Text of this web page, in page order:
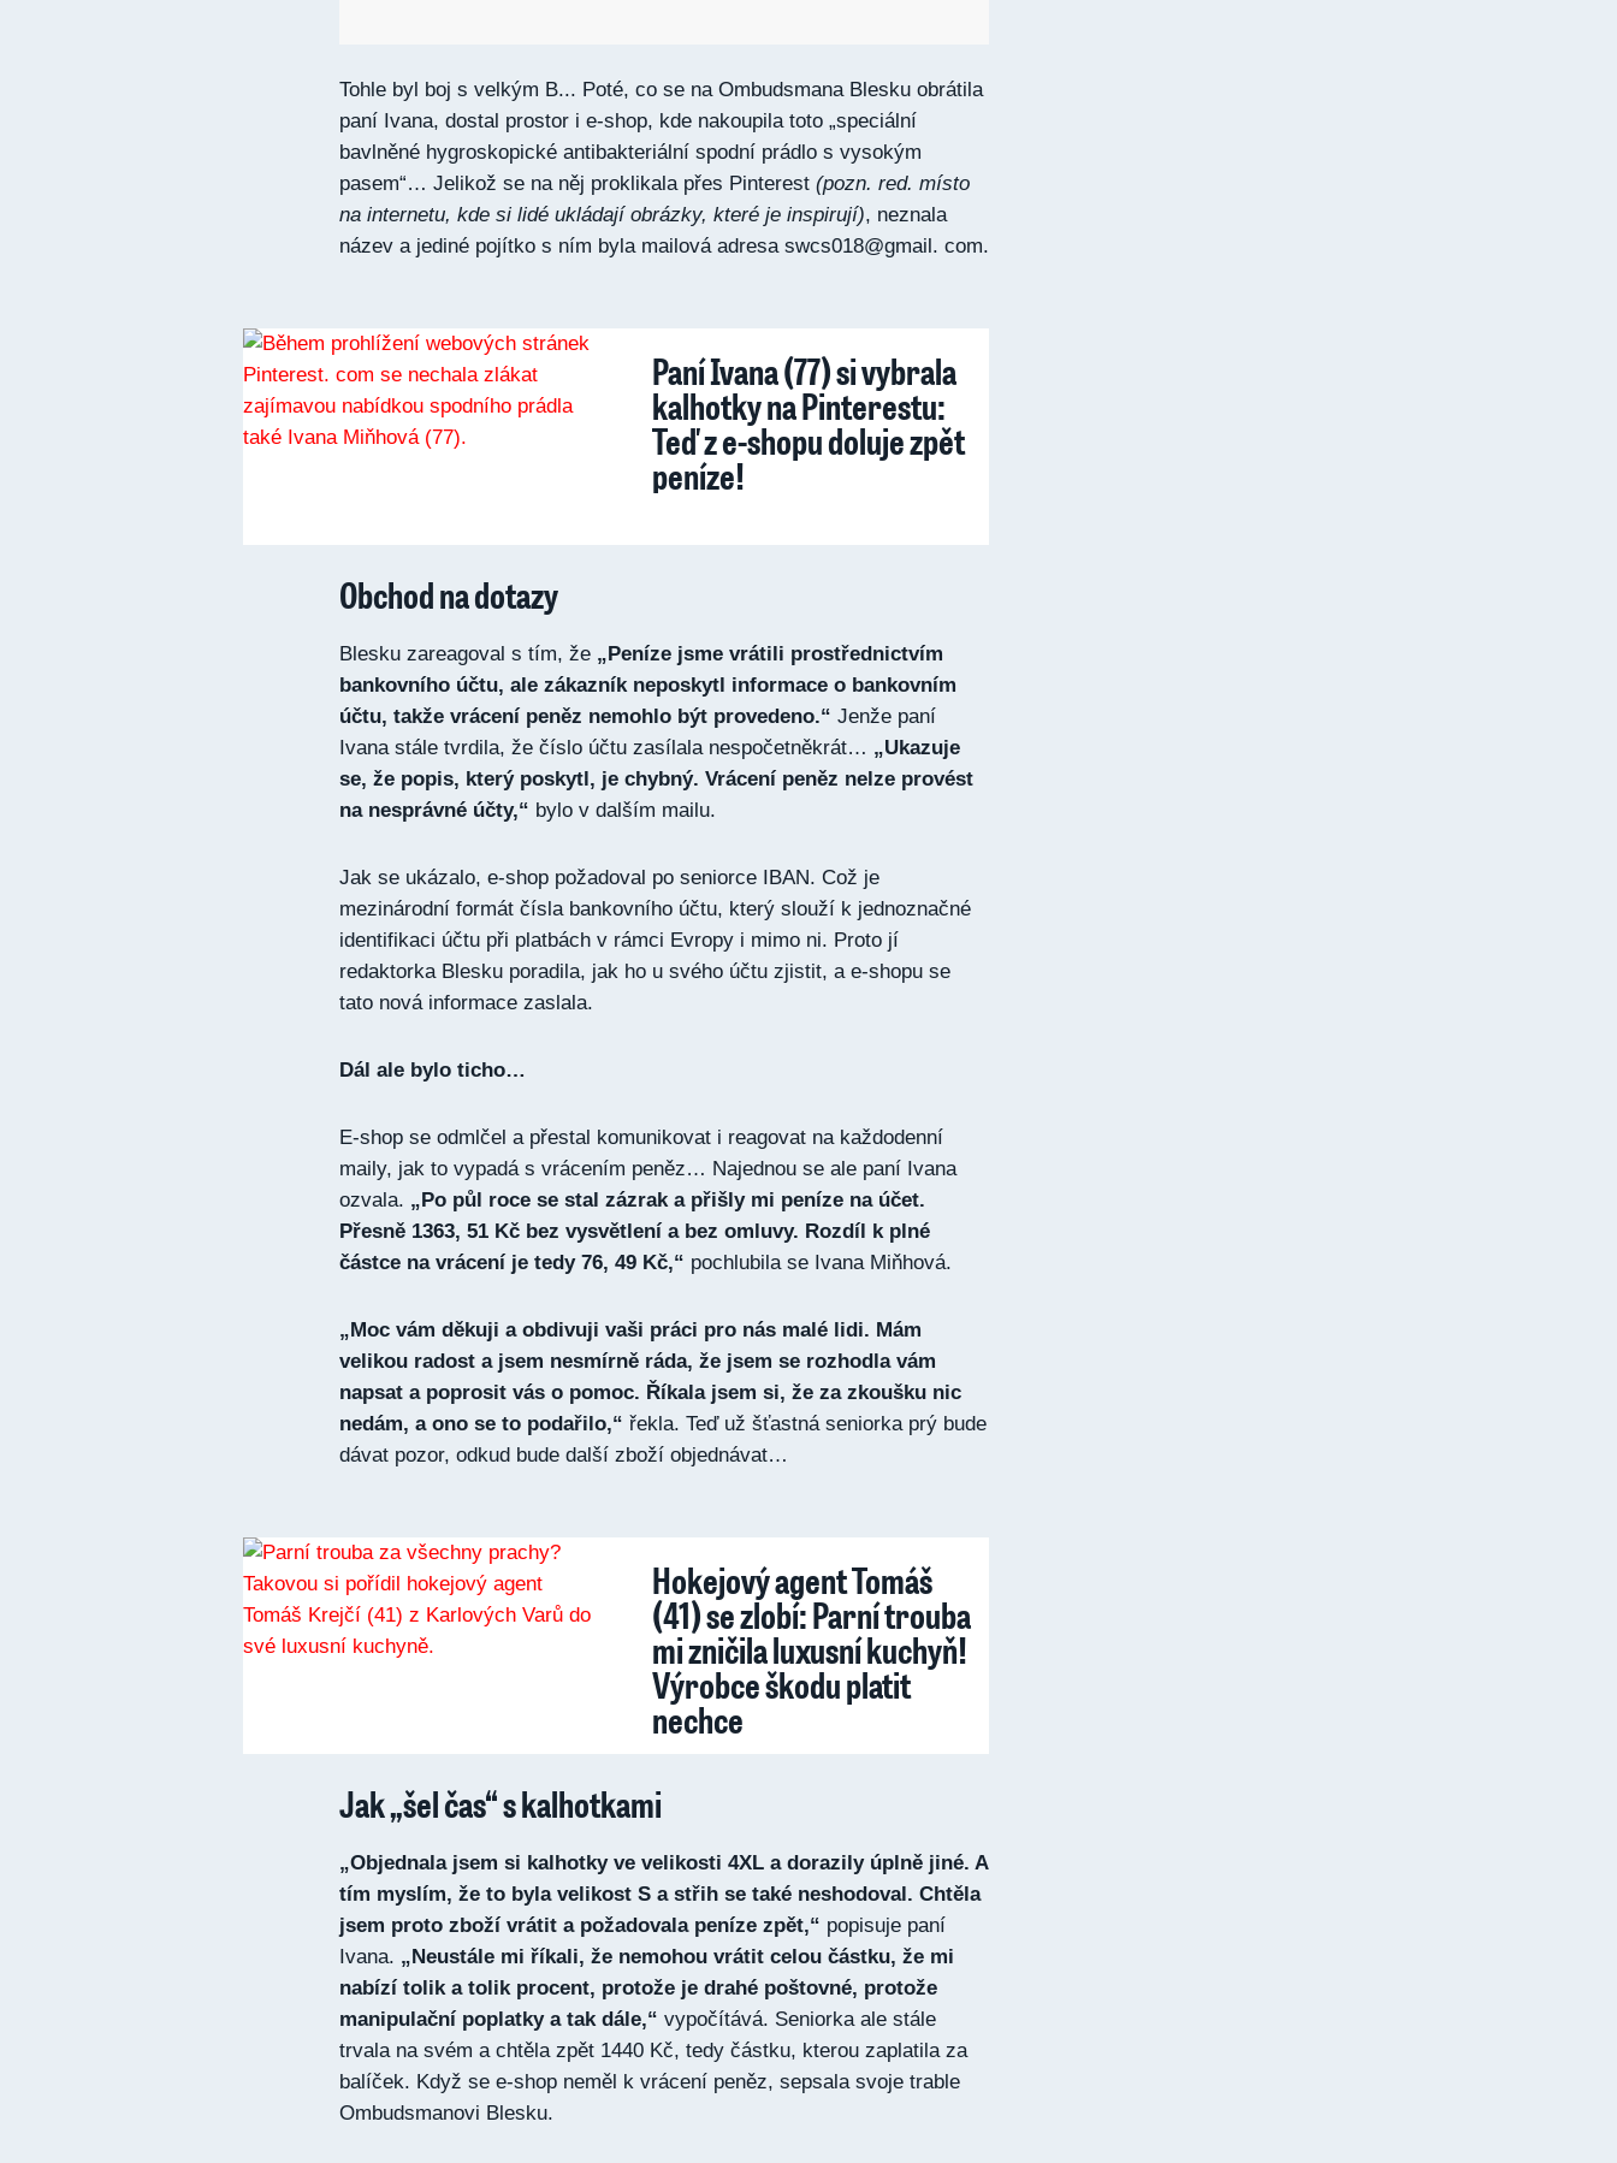
Tohle byl boj s velkým B... Poté, co se na Ombudsmana Blesku obrátila
paní Ivana, dostal prostor i e-shop, kde nakoupila toto „speciální
bavlněné hygroskopické antibakteriální spodní prádlo s vysokým
pasem“… Jelikož se na něj proklikala přes Pinterest (pozn. red. místo
na internetu, kde si lidé ukládají obrázky, které je inspirují), neznala
název a jediné pojítko s ním byla mailová adresa swcs018@gmail. com.
Paní Ivana (77) si vybrala
kalhotky na Pinterestu:
Teď z e-shopu doluje zpět
peníze!
Obchod na dotazy
Blesku zareagoval s tím, že „Peníze jsme vrátili prostřednictvím
bankovního účtu, ale zákazník neposkytl informace o bankovním
účtu, takže vrácení peněz nemohlo být provedeno.“ Jenže paní
Ivana stále tvrdila, že číslo účtu zasílala nespočetněkrát… „Ukazuje
se, že popis, který poskytl, je chybný. Vrácení peněz nelze provést
na nesprávné účty,“ bylo v dalším mailu.
Jak se ukázalo, e-shop požadoval po seniorce IBAN. Což je
mezinárodní formát čísla bankovního účtu, který slouží k jednoznačné
identifikaci účtu při platbách v rámci Evropy i mimo ni. Proto jí
redaktorka Blesku poradila, jak ho u svého účtu zjistit, a e-shopu se
tato nová informace zaslala.
Dál ale bylo ticho…
E-shop se odmlčel a přestal komunikovat i reagovat na každodenní
maily, jak to vypadá s vrácením peněz… Najednou se ale paní Ivana
ozvala. „Po půl roce se stal zázrak a přišly mi peníze na účet.
Přesně 1363, 51 Kč bez vysvětlení a bez omluvy. Rozdíl k plné
částce na vrácení je tedy 76, 49 Kč,“ pochlubila se Ivana Miňhová.
„Moc vám děkuji a obdivuji vaši práci pro nás malé lidi. Mám
velikou radost a jsem nesmírně ráda, že jsem se rozhodla vám
napsat a poprosit vás o pomoc. Říkala jsem si, že za zkoušku nic
nedám, a ono se to podařilo,“ řekla. Teď už šťastná seniorka prý bude
dávat pozor, odkud bude další zboží objednávat…
Hokejový agent Tomáš
(41) se zlobí: Parní trouba
mi zničila luxusní kuchyň!
Výrobce škodu platit
nechce
Jak „šel čas“ s kalhotkami
„Objednala jsem si kalhotky ve velikosti 4XL a dorazily úplně jiné. A
tím myslím, že to byla velikost S a střih se také neshodoval. Chtěla
jsem proto zboží vrátit a požadovala peníze zpět,“ popisuje paní
Ivana. „Neustále mi říkali, že nemohou vrátit celou částku, že mi
nabízí tolik a tolik procent, protože je drahé poštovné, protože
manipulační poplatky a tak dále,“ vypočítává. Seniorka ale stále
trvala na svém a chtěla zpět 1440 Kč, tedy částku, kterou zaplatila za
balíček. Když se e-shop neměl k vrácení peněz, sepsala svoje trable
Ombudsmanovi Blesku.